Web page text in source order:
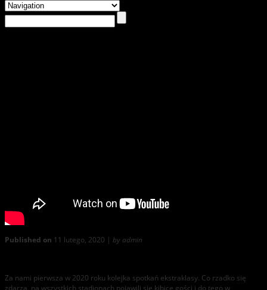
Published on 11 lutego, 2020 | by admin
Za nami pierwsza w 2020 roku kolejka spotkań ekstraklasy. Co rzadko się
zdarza, na wszystkich stadionach pojawili się kibice gości i do tego w